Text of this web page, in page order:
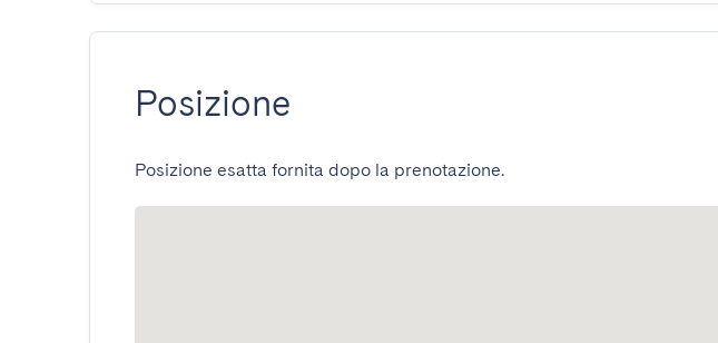
Posizione
Posizione esatta fornita dopo la prenotazione.